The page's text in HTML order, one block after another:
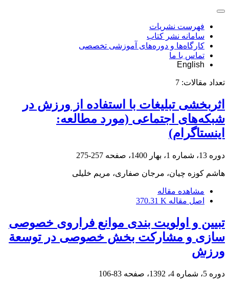
فهرست نشریات
سامانه نشر کتاب
کارگاه‌ها و دوره‌های آموزشی تخصصی
تماس با ما
English
تعداد مقالات: 7
اثربخشی تبلیغات با استفاده از ورزش در
شبکه‌های اجتماعی (مورد مطالعه:
اینستاگرام)
دوره 13، شماره 1، بهار 1400، صفحه 257-275
هاشم کوزه چیان، مرجان صفاری، مریم خلیلی
مشاهده مقاله
اصل مقاله 370.31 K
تبیین و اولویت بندی موانع فراروی خصوصی
سازی و مشارکت بخش خصوصی در توسعة
ورزش
دوره 5، شماره 4، 1392، صفحه 83-106